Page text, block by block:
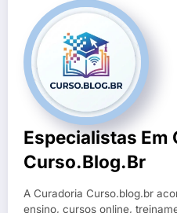
Especialistas Em
Curso.blog.br
A Curadoria Curso.blog.br
ensino, cursos online,